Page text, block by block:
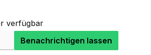
verfügbar
Benachrichtigen lassen